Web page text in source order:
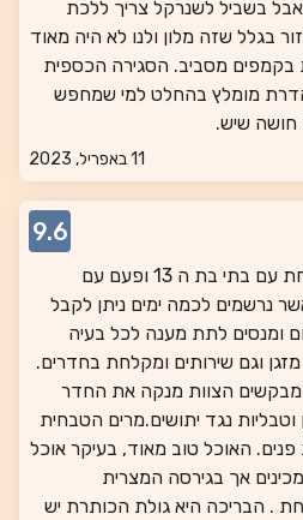
בשביל לשנרקל צריך ללכת
בגלל שזה מלון ולנו לא היה מאוד
בקמפים מסביב. הסגירה הכספית
מומלץ בהחלט למי שמחפש
חושה שיש.
11 באפריל, 2023
9.6
הייתי בצ'או פעמיים, פעם אחת עם בתי בת ה 13 ופעם עם
נרשמים לכמה ימים ניתן לקבל
ומנסים לתת מענה לכל בעיה
וגם שירותים ומקלחת בחדרים.
מבקשים הצוות מנקה את החדר
נגד יתושים.מרים הטבחית
האוכל טוב מאוד, בעיקר אוכל
אך בגירסה המצרית
. הבריכה היא גולת הכותרת יש